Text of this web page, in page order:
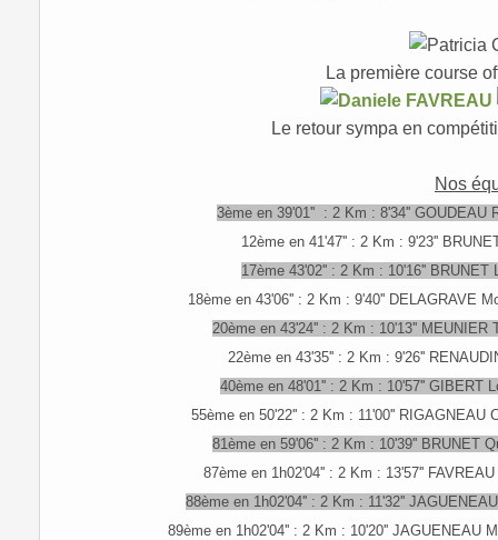
La première course
Le retour sympa en
Nos
3ème en 39'01'' : 2 Km : 8'34'' GOUDEAU
12ème en 41'47'' : 2 Km : 9'23''
17ème 43'02'' : 2 Km : 10'16''
18ème en 43'06'' : 2 Km : 9'40'' DELAGRAVE
20ème en 43'24'' : 2 Km : 10'13'' MEUNIER
22ème en 43'35'' : 2 Km : 9'26''
40ème en 48'01'' : 2 Km : 10'57'' GIBERT
55ème en 50'22'' : 2 Km : 11'00'' RIGAGNEAU
81ème en 59'06'' : 2 Km : 10'39'' BRUNET
87ème en 1h02'04'' : 2 Km : 13'57''
88ème en 1h02'04'' : 2 Km : 11'32''
89ème en 1h02'04'' : 2 Km : 10'20'' JAGUENEAU